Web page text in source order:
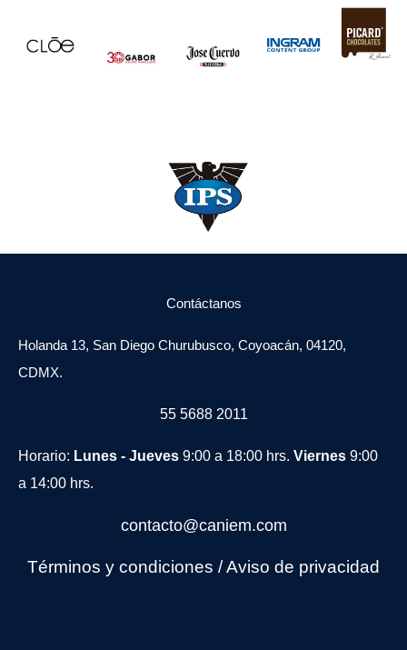
Contáctanos
Holanda 13, San Diego Churubusco, Coyoacán, 04120,
CDMX.
55 5688 2011
Horario: Lunes - Jueves 9:00 a 18:00 hrs. Viernes 9:00
a 14:00 hrs.
contacto@caniem.com
Términos y condiciones /Aviso de privacidad